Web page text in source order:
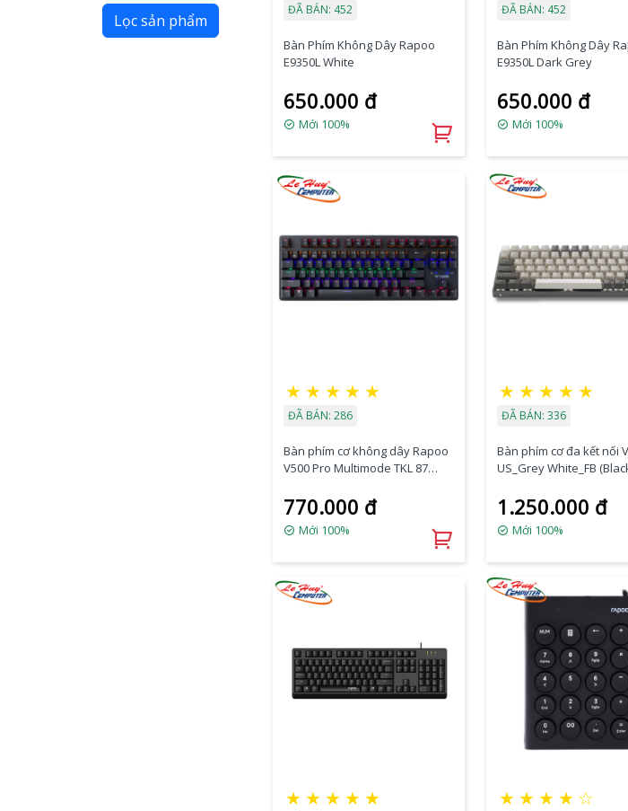
Lọc sản phẩm
ĐÃ BÁN: 452
Bàn Phím Không Dây Rapoo
E9350L White
650.000 đ
Mới 100%
ĐÃ BÁN: 452
Bàn Phím Không Dây
E9350L Dark Grey
650.000 đ
Mới 100%
★ ★ ★ ★ ★
ĐÃ BÁN: 286
Bàn phím cơ không dây Rapoo
V500 Pro Multimode TKL 87
770.000 đ
Mới 100%
★ ★ ★ ★ ★
ĐÃ BÁN: 336
Bàn phím cơ đa kết nối
US_Grey White_FB
1.250.000 đ
Mới 100%
★ ★ ★ ★ ★ ★ ★ ★ ★ ☆